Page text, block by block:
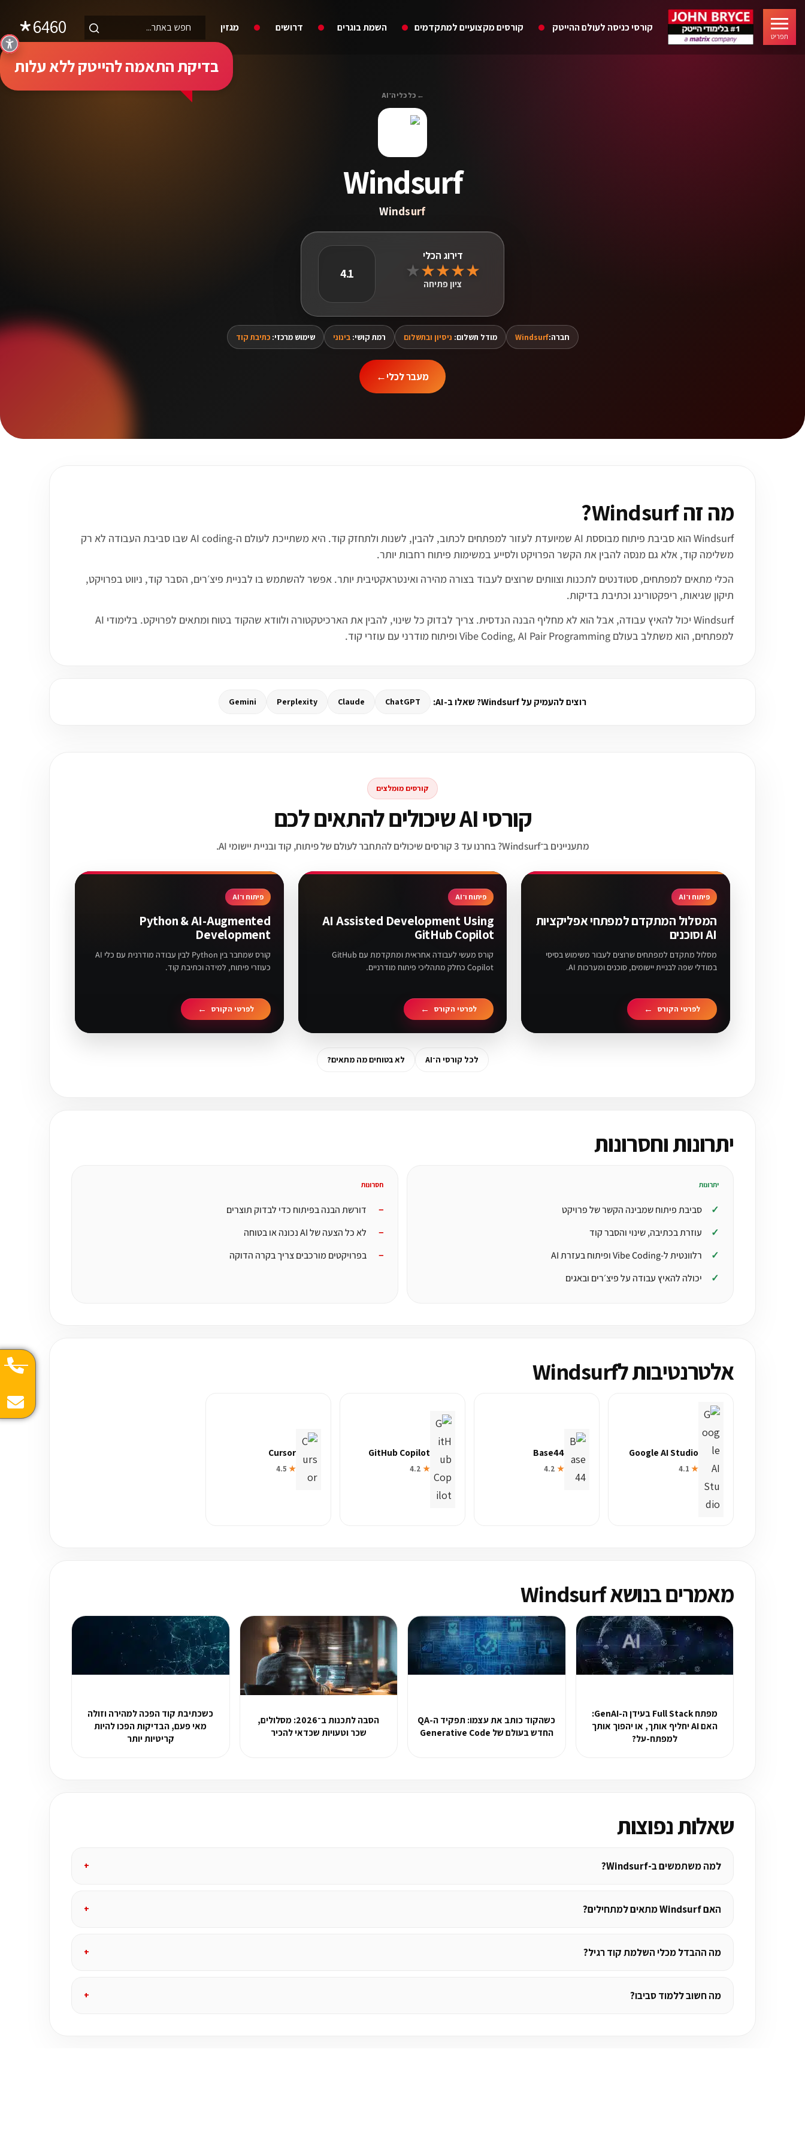
תפריט
קורסי כניסה לעולם ההייטק קורסים מקצועיים למתקדמים השמת בוגרים דרושים מגזין 6460
בדיקת התאמה להייטק ללא עלות
← כל כלי ה־AI
Windsurf
Windsurf
4.1 ★
★
★
★
★
ציון פתיחה
חברה:Windsurf מודל תשלום: ניסיון ובתשלום רמת קושי:בינוני שימוש מרכזי:כתיבת קוד
מעבר לכלי←
מה זה Windsurf?
Windsurf הוא סביבת פיתוח מבוססת AI שמיועדת לעזור למפתחים לכתוב, להבין, לשנות ולתחזק קוד. היא משתייכת לעולם ה-AI coding שבו סביבת העבודה לא רק
משלימה קוד, אלא גם מנסה להבין את הקשר הפרויקט ולסייע במשימות פיתוח רחבות יותר.
הכלי מתאים למפתחים, סטודנטים לתכנות וצוותים שרוצים לעבוד בצורה מהירה ואינטראקטיבית יותר. אפשר להשתמש בו לבניית פיצ׳רים, הסבר קוד, ניווט בפרויקט,
תיקון שגיאות, ריפקטורינג וכתיבת בדיקות.
Windsurf יכול להאיץ עבודה, אבל הוא לא מחליף הבנה הנדסית. צריך לבדוק כל שינוי, להבין את הארכיטקטורה ולוודא שהקוד בטוח ומתאים לפרויקט. בלימודי AI
למפתחים, הוא משתלב בעולם Vibe Coding, AI Pair Programming ופיתוח מודרני עם עוזרי קוד.
רוצים להעמיק על Windsurf? שאלו ב-AI: ChatGPT
Claude
Perplexity
Gemini
קורסים מומלצים
קורסי AI שיכולים להתאים לכם
מתעניינים ב־Windsurf? בחרנו עד 3 קורסים שיכולים להתחבר לעולם של פיתוח, קוד ובניית יישומי AI.
פיתוח ו־AI
המסלול המתקדם למפתחי אפליקציות
AI וסוכנים
מסלול מתקדם למפתחים שרוצים לעבור משימוש בסיסי
במודלי שפה לבניית יישומים, סוכנים ומערכות AI.
לפרטי הקורס
פיתוח ו־AI
AI Assisted Development Using
GitHub Copilot
קורס מעשי לעבודה אחראית ומתקדמת עם GitHub
Copilot כחלק מתהליכי פיתוח מודרניים.
לפרטי הקורס
פיתוח ו־AI
Python & AI-Augmented
Development
קורס שמחבר בין Python לבין עבודה מודרנית עם כלי AI
כעוזרי פיתוח, למידה וכתיבת קוד.
לפרטי הקורס
לכל קורסי ה־AI לא בטוחים מה מתאים?
יתרונות וחסרונות
יתרונות
סביבת פיתוח שמבינה הקשר של פרויקט
עוזרת בכתיבה, שינוי והסבר קוד
רלוונטית ל-Vibe Coding ופיתוח בעזרת AI
יכולה להאיץ עבודה על פיצ׳רים ובאגים
חסרונות
דורשת הבנה בפיתוח כדי לבדוק תוצרים
לא כל הצעה של AI נכונה או בטוחה
בפרויקטים מורכבים צריך בקרה הדוקה
אלטרנטיבות לWindsurf
Google AI Studio
★
Base44
★
GitHub Copilot
★
Cursor
★
מאמרים בנושא Windsurf
מפתח Full Stack בעידן ה-GenAI:
האם AI יחליף אותך, או יהפוך אותך
למפתח-על?
כשהקוד כותב את עצמו: תפקיד ה-QA
החדש בעולם של Generative Code
הסבה לתכנות ב־2026: מסלולים,
שכר וטעויות שכדאי להכיר
כשכתיבת קוד הפכה למהירה וזולה
מאי פעם, הבדיקות הפכו להיות
קריטיות יותר
שאלות נפוצות
למה משתמשים ב-Windsurf?
האם Windsurf מתאים למתחילים?
מה ההבדל מכלי השלמת קוד רגיל?
מה חשוב ללמוד סביבו?